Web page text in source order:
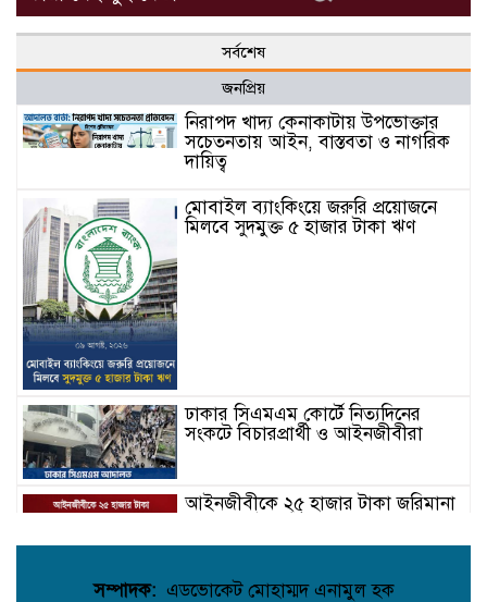
সর্বশেষ
জনপ্রিয়
নিরাপদ খাদ্য কেনাকাটায় উপভোক্তার
সচেতনতায় আইন, বাস্তবতা ও নাগরিক
দায়িত্ব
মোবাইল ব্যাংকিংয়ে জরুরি প্রয়োজনে
মিলবে সুদমুক্ত ৫ হাজার টাকা ঋণ
ঢাকার সিএমএম কোর্টে নিত্যদিনের
সংকটে বিচারপ্রার্থী ও আইনজীবীরা
আইনজীবীকে ২৫ হাজার টাকা জরিমানা
সকাল ৬টা পর্যন্ত হর্ন নিষিদ্ধ: পরিবেশ
সম্পাদক: এডভোকেট মোহাম্মদ এনামুল হক